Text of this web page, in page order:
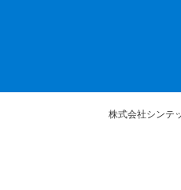
株式会社シンテ